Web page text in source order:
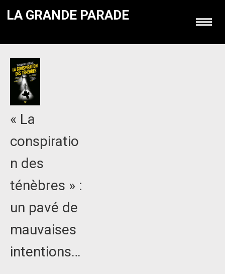
LA GRANDE PARADE
« La
conspiratio
n des
ténèbres » :
un pavé de
mauvaises
intentions…